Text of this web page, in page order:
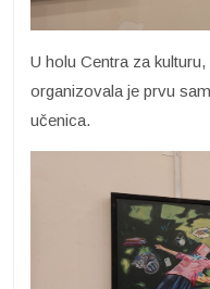
U holu Centra za
organizovala je prvu
učenica.